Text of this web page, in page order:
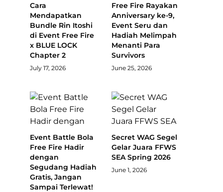
Cara
Mendapatkan
Bundle Rin Itoshi
di Event Free Fire
x BLUE LOCK
Chapter 2
July 17, 2026
Free Fire Rayakan
Anniversary ke-9,
Event Seru dan
Hadiah Melimpah
Menanti Para
Survivors
June 25, 2026
Event Battle Bola
Free Fire Hadir
dengan
Segudang Hadiah
Gratis, Jangan
Sampai Terlewat!
Secret WAG Segel
Gelar Juara FFWS
SEA Spring 2026
June 1, 2026